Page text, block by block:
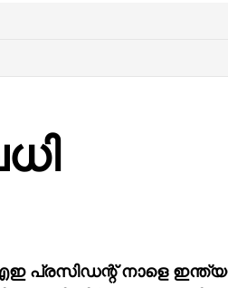
പ്രസിഡന്റ് നാളെ